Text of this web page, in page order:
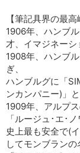
【筆記具界の最
1906年、ハンブ
才、イマジネーシ
1908年、ハンブ
ぎ、
ハンブルグに「
ンカンパニー)」
1909年、アルプ
「ルージュ･エ･
史上最も安全で(
してモンブランの